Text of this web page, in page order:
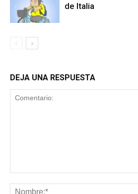
de Italia
DEJA UNA RESPUESTA